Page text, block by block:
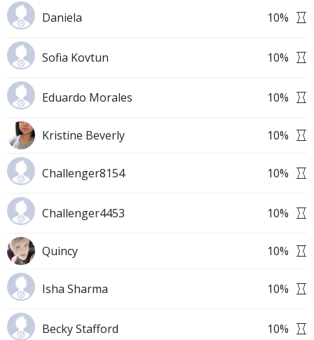
Daniela 10%
Sofia Kovtun 10%
Eduardo Morales 10%
Kristine Beverly 10%
Challenger8154 10%
Challenger4453 10%
Quincy 10%
Isha Sharma 10%
Becky Stafford 10%